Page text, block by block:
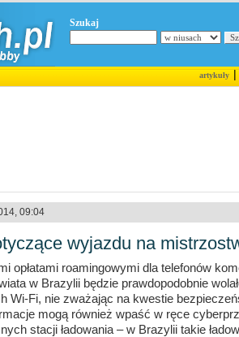
Szukaj
artykuły|
09:04
wyjazdu na
opłatami roamingowymi dla telefonów
w Brazylii będzie prawdopodobnie
Wi-Fi, nie zważając na kwestie
mogą również wpaść w ręce
stacji ładowania – w Brazylii takie